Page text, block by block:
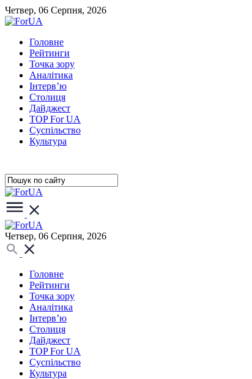
Четвер, 06 Серпня, 2026
Головне
Рейтинги
Точка зору
Аналітика
Інтерв’ю
Столиця
Дайджест
TOP For UA
Суспiльство
Культура
Четвер, 06 Серпня, 2026
Головне
Рейтинги
Точка зору
Аналітика
Інтерв’ю
Столиця
Дайджест
TOP For UA
Суспiльство
Культура